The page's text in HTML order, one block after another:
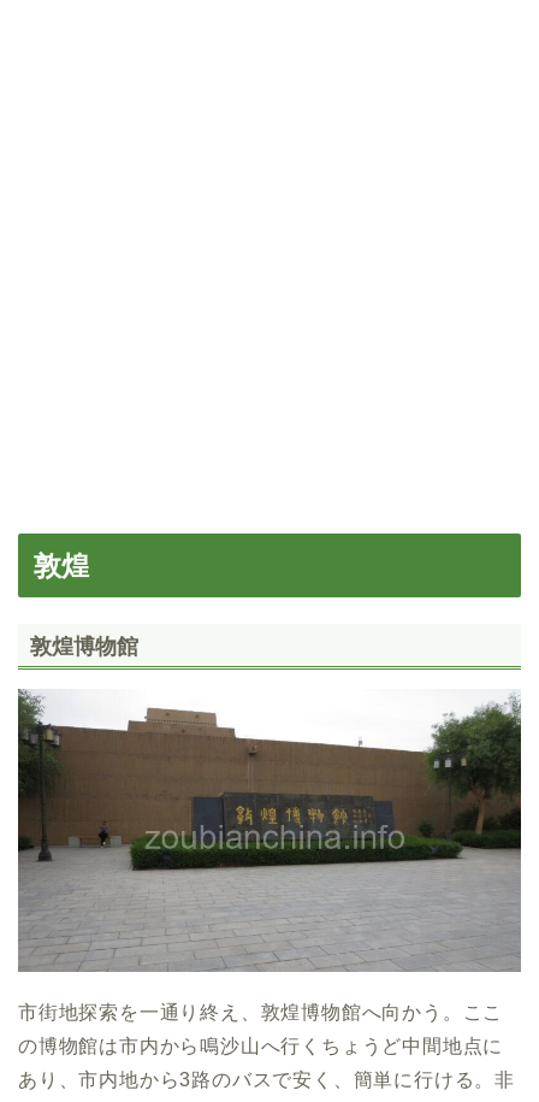
敦煌
敦煌博物館
市街地探索を一通り終え、敦煌博物館へ向かう。ここ
の博物館は市内から鳴沙山へ行くちょうど中間地点に
あり、市内地から3路のバスで安く、簡単に行ける。非